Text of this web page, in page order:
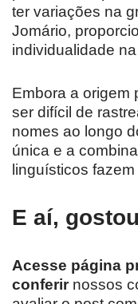
ter variações na
Jomário,
individualidade
Embora a origem
ser difícil de
nomes ao longo
única e a
linguísticos
E aí,
Acesse página
conferirnossos